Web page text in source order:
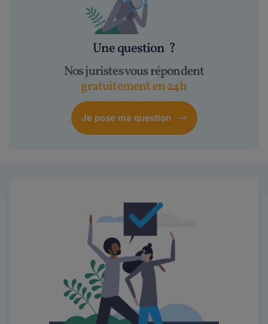
Une question ?
Nos juristes vous répondent
gratuitement en 24h
Je pose ma question